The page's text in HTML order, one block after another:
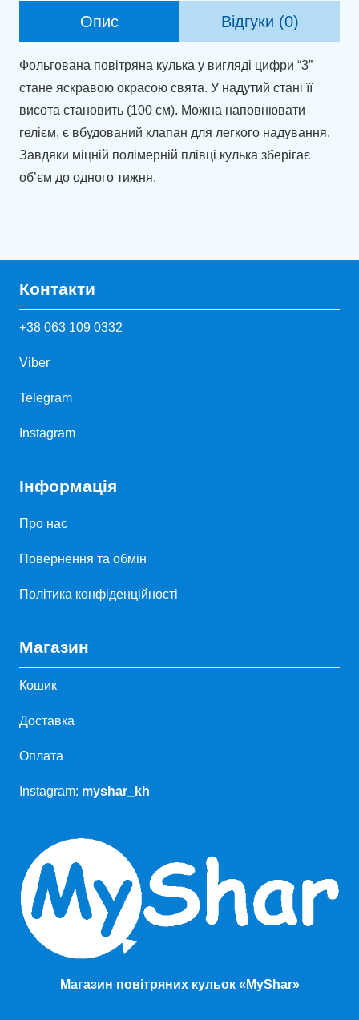
Опис Відгуки (0)
Фольгована повітряна кулька у вигляді цифри “3”
стане яскравою окрасою свята. У надутий стані її
висота становить (100 см). Можна наповнювати
гелієм, є вбудований клапан для легкого надування.
Завдяки міцній полімерній плівці кулька зберігає
об’єм до одного тижня.
Контакти
+38 063 109 0332
Viber
Telegram
Instagram
Інформація
Про нас
Повернення та обмін
Політика конфіденційності
Магазин
Кошик
Доставка
Оплата
Instagram: myshar_kh
Магазин повітряних кульок «MyShar»